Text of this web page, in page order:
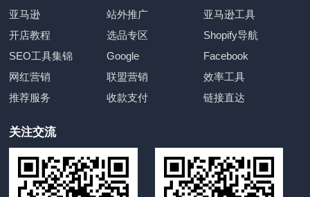
亚马逊
站外推广
亚马逊工具
开店教程
选品专区
Shopify导航
SEO工具集锦
Google
Facebook
网红营销
联盟营销
效率工具
推荐服务
收款支付 链接直达
关注交流